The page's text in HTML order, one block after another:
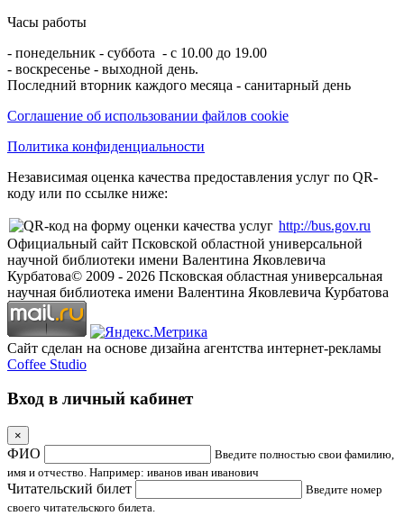
Часы работы
- понедельник - суббота - с 10.00 до 19.00
- воскресенье - выходной день.
Последний вторник каждого месяца - санитарный день
Соглашение об использовании файлов cookie
Политика конфиденциальности
Независимая оценка качества предоставления услуг по QR-
коду или по ссылке ниже:
http://bus.gov.ru
Официальный сайт Псковской областной универсальной
научной библиотеки имени Валентина Яковлевича
Курбатова© 2009 - 2026 Псковская областная универсальная
научная библиотека имени Валентина Яковлевича Курбатова
Сайт сделан на основе дизайна агентства интернет-рекламы
Coffee Studio
Вход в личный кабинет
×
ФИО
Введите полностью свои фамилию,
имя и отчество. Например: иванов иван иванович
Читательский билет
Введите номер
своего читательского билета.